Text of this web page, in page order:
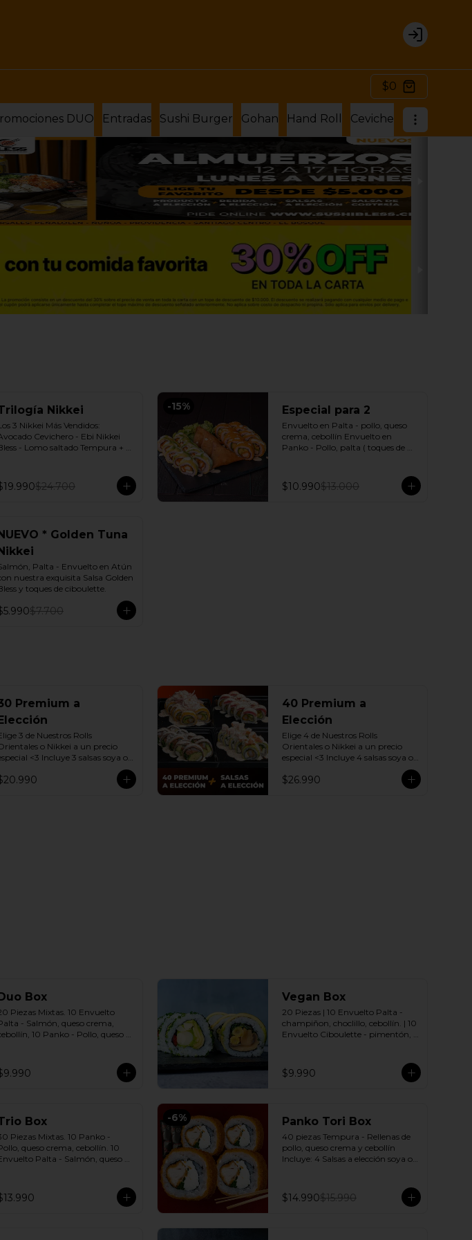
Login
$0
DUO Entradas Sushi Burger Gohan Hand Roll Ceviche Hosomaki
Nikkei
3 Nikkei Más Vendidos:
Cevichero - Ebi Nikkei
- Lomo saltado Tempura + 3
$24.700
-15% Especial para 2
Envuelto en Palta - pollo, queso
crema, cebollín Envuelto en
Panko - Pollo, palta ( toques de
Agridulce Bless - 2 Salsa soya
$10.990$13.000
* Golden Tuna
Palta - Envuelto en Atún
nuestra exquisita Salsa Golden
y toques de ciboulette.
$7.700
Premium a
3 de Nuestros Rolls
o Nikkei a un precio
<3 Incluye 3 salsas soya o
no incluye - Roll
40 Premium a
Elección
Elige 4 de Nuestros Rolls
Orientales o Nikkei a un precio
especial <3 Incluye 4 salsas soya o
(Promoción no incluye - Roll
$26.990
Box
Piezas Mixtas. 10 Envuelto
- Salmón, queso crema,
10 Panko - Pollo, queso
Vegan Box
20 Piezas | 10 Envuelto Palta -
champiñon, choclillo, cebollín. | 10
Envuelto Ciboulette - pimentón,
palitos
$9.990
Box
Piezas Mixtas. 10 Panko -
queso crema, cebollín. 10
Palta - Salmón, queso
Salsas a elección soya o agridulce
+ 2 palitos
-6% Panko Tori Box
40 piezas Tempura - Rellenas de
pollo, queso crema y cebollín
Incluye: 4 Salsas a elección soya o
$14.990$15.990